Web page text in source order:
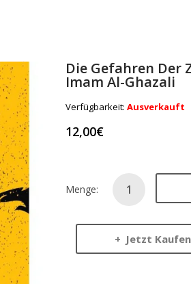
Die Gefahren Der
Imam Al-Ghazali
Verfügbarkeit: Ausverkauft
12,00€
Menge:
Jetzt Kaufen